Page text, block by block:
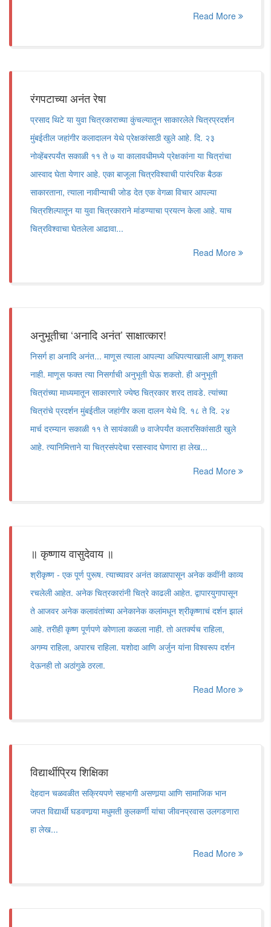
Read More
रंगपटाच्या अनंत रेषा
प्रसाद थिटे या युवा चित्रकाराच्या कुंचल्यातून साकारलेले चित्रप्रदर्शन
मुंबईतील जहांगीर कलादालन येथे प्रेक्षकांसाठी खुले आहे. दि. २३
नोव्हेंबरपर्यंत सकाळी ११ ते ७ या कालावधीमध्ये प्रेक्षकांना या चित्रांचा
आस्वाद घेता येणार आहे. एका बाजूला चित्रविश्वाची पारंपरिक बैठक
साकारताना, त्याला नावीन्याची जोड देत एक वेगळा विचार आपल्या
चित्रशिल्पातून या युवा चित्रकाराने मांडण्याचा प्रयत्न केला आहे. याच
चित्रविश्वाचा घेतलेला आढावा...
Read More
अनुभूतीचा ‘अनादि अनंत’ साक्षात्कार!
निसर्ग हा अनादि अनंत... माणूस त्याला आपल्या अधिपत्याखाली आणू शकत
नाही. माणूस फक्त त्या निसर्गाची अनुभूती घेऊ शकतो. ही अनुभूती
चित्रांच्या माध्यमातून साकारणारे ज्येष्ठ चित्रकार शरद तावडे. त्यांच्या
चित्रांचे प्रदर्शन मुंबईतील जहांगीर कला दालन येथे दि. १८ ते दि. २४
मार्च दरम्यान सकाळी ११ ते सायंकाळी ७ वाजेपर्यंत कलारसिकांसाठी खुले
आहे. त्यानिमित्ताने या चित्रसंपदेचा रसास्वाद घेणारा हा लेख...
Read More
॥ कृष्णाय वासुदेवाय ॥
श्रीकृष्ण - एक पूर्ण पुरूष. त्याच्यावर अनंत काळापासून अनेक कवींनी काव्य
रचलेली आहेत. अनेक चित्रकारांनी चित्रे काढली आहेत. द्वापारयुगापासून
ते आजवर अनेक कलावंतांच्या अनेकानेक कलांमधून श्रीकृष्णाचं दर्शन झालं
आहे. तरीही कृष्ण पूर्णपणे कोणाला कळला नाही. तो अतर्क्यच राहिला,
अगम्य राहिला, अपारच राहिला. यशोदा आणि अर्जुन यांना विश्वरूप दर्शन
देऊनही तो अठांगुळे ठरला.
Read More
विद्यार्थीप्रिय शिक्षिका
देहदान चळवळीत सक्रियपणे सहभागी असणार्‍या आणि सामाजिक भान
जपत विद्यार्थी घडवणार्‍या मधुमती कुलकर्णी यांचा जीवनप्रवास उलगडणारा
हा लेख...
Read More